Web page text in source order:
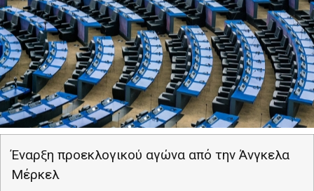
Έναρξη προεκλογικού αγώνα από την Άνγκελα
Μέρκελ